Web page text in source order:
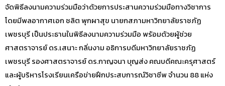
จัดพิธีลงนามความร่วมมือว่าด้วยการประสานความร่วมมือทางวิชาการ
โดยมีพลอากาศเอก ชลิต พุกผาสุข นายกสภามหาวิทยาลัยราชภัฏ
เพชรบุรี เป็นประธานในพิธีลงนามความร่วมมือ พร้อมด้วยผู้ช่วย
ศาสตราจารย์ ดร.เสนาะ กลิ่นงาม อธิการบดีมหาวิทยาลัยราชภัฏ
เพชรบุรี รองศาสตราจารย์ ดร.กาญจนา บุญส่ง คณบดีคณะครุศาสตร์
และผู้บริหารโรงเรียนเครือข่ายฝึกประสบการณ์วิชาชีพ จำนวน 88 แห่ง